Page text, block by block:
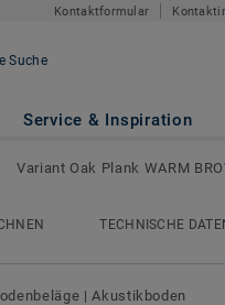
Kontaktformular
Suche
Service & Inspiration
Plank
Variant Oak Plank WARM
TECHNISCHE
|Akustikboden